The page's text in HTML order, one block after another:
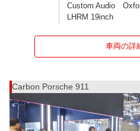
Custom Audio
LHRM 19inch
車両の詳
Carbon Porsche 911